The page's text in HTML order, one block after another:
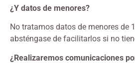
¿Y datos de menores?
No tratamos datos de menores de
absténgase de facilitarlos si no
¿Realizaremos comunicaciones